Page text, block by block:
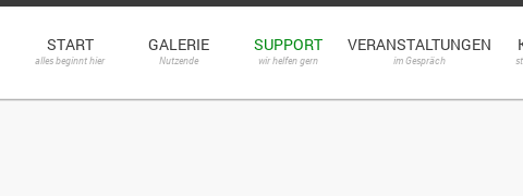
START
alles beginnt hier
GALERIE
Nutzende
SUPPORT
wir helfen gern
VERANSTALTUNGEN
im Gespräch